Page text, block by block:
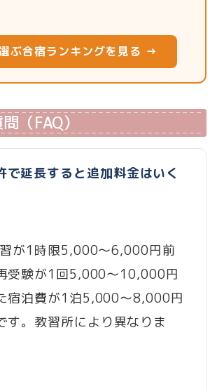
ぶ合宿ランキングを見る →
（FAQ）
で延長すると追加料金はいく
が1時限5,000〜6,000円前
受験が1回5,000〜10,000円
宿泊費が1泊5,000〜8,000円
す。教習所により異なりま